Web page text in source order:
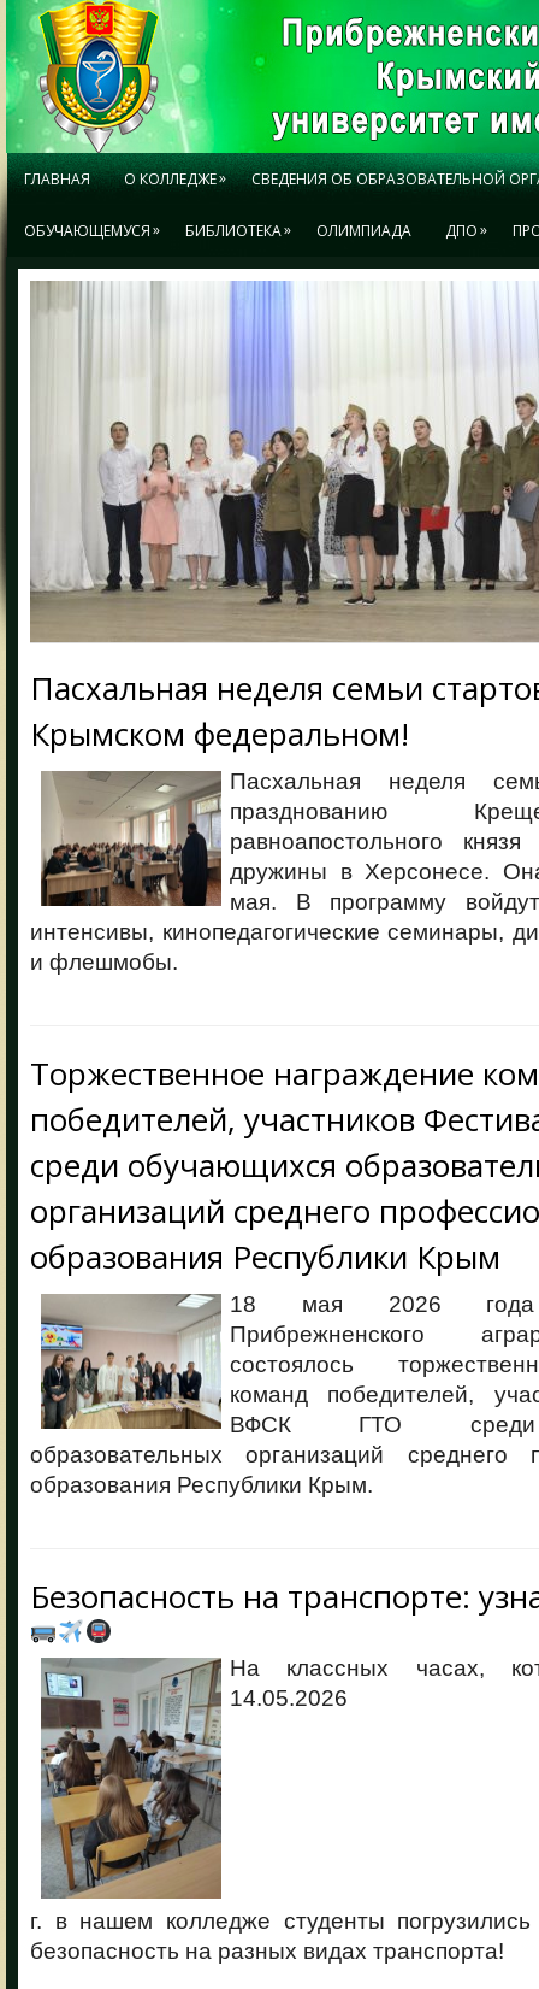
ГЛАВНАЯ О КОЛЛЕДЖЕ» СВЕДЕНИЯ ОБ ОБРАЗОВАТЕЛЬНОЙ
ОБУЧАЮЩЕМУСЯ» БИБЛИОТЕКА» ОЛИМПИАДА ДПО»
Пасхальная неделя семьи
Крымском федеральном!
Пасхальная неделя
празднованию
равноапостольного
дружины в Херсонесе.
мая. В программу
интенсивы, кинопедагогические семинары,
и флешмобы.
Торжественное награждение
победителей, участников
среди обучающихся
организаций среднего
образования Республики Крым
18 мая 2026 года
Прибрежненского
состоялось
команд победителей,
ВФСК ГТО среди
образовательных организаций среднего
образования Республики Крым.
Безопасность на транспорте:
На классных часах,
14.05.2026
г. в нашем колледже студенты
безопасность на разных видах транспорта!